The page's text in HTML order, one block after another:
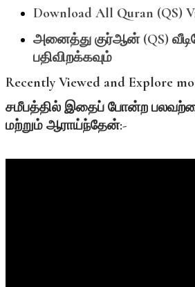
Download All Quran (QS)
அனைத்து குர்ஆன் (QS)
பதிவிறக்கவும்
Recently Viewed and Explore
சமீபத்தில் இதைப் போன்ற
மற்றும் ஆராய்ந்தேன்:-